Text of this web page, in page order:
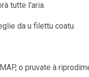
tutte l'aria.
da u filettu coatu.
o pruvate à